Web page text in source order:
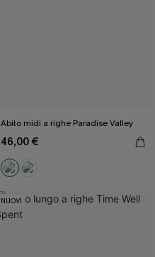
Abito midi a righe Paradise Valley
46,00 €
NUOVI